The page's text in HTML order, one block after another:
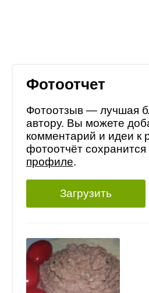
Фотоотчет
Фотоотзыв — лучшая
автору. Вы можете
комментарий и идеи к
фотоотчёт сохранится
профиле.
Загрузить